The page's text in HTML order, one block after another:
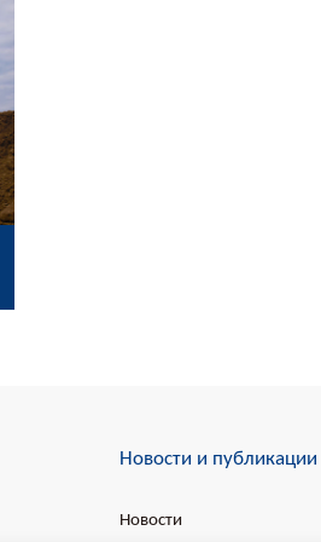
Новости и публикации
Новости